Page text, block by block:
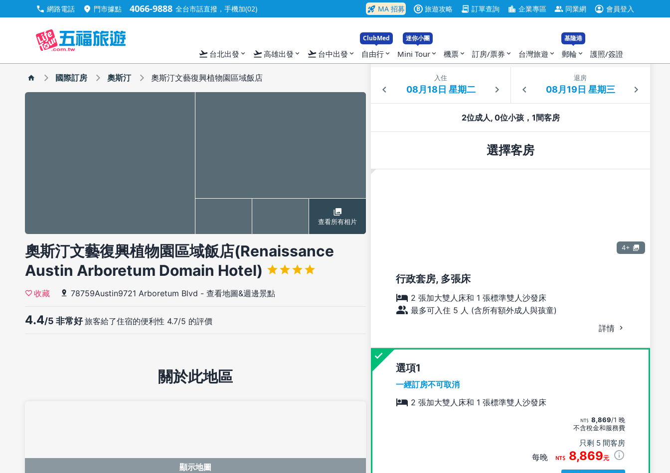
call 網路電話 location_on 門市據點 4066-9888 全台市話直撥，手機加(02) rocket_launch MA 招募 B 旅遊攻略 contract 訂單查詢 location_city 企業專區 group 同業網 account_circle 會員登入
flight_takeoff 台北出發 expand_more flight_takeoff高雄出發 expand_more flight_takeoff 台中出發 expand_more
ClubMed
自由行 expand_more
迷你小團
Mini Tour expand_more 機票 expand_more 訂房/票券 expand_more 台灣旅遊 expand_more
基隆港
郵輪 expand_more 護照/簽證
國際訂房 奧斯汀 奧斯汀文藝復興植物園區域飯店
查看所有相片
奧斯汀文藝復興植物園區域飯店(Renaissance
Austin Arboretum Domain Hotel)
收藏 78759Austin9721 Arboretum Blvd - 查看地圖&週邊景點
4.4/5 非常好旅客給了住宿的便利性 4.7/5 的評價
入住 退房
2位成人, 0位小孩，1間客房
選擇客房
4+
行政套房, 多張床
2 張加大雙人床和 1 張標準雙人沙發床
最多可入住 5 人 (含所有額外成人與孩童)
詳情
選項
一經訂房不可取消
2 張加大雙人床和 1 張標準雙人沙發床
8,869/1 晚
不含稅金和服務費
只剩 5 間客房
每晚 8,869元
關於此地區
顯示地圖